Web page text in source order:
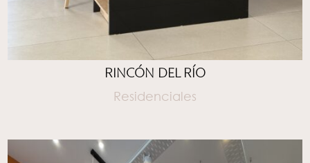
RINCÓN DEL RÍO
Residenciales